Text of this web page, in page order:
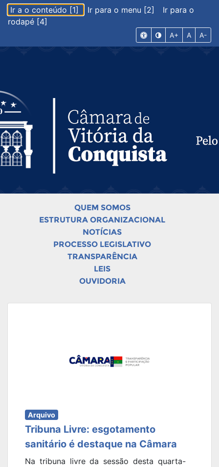
Ir a o conteúdo [1] Ir para o menu [2]
Ir para o
rodapé [4]
A+ A A-
QUEM SOMOS
ESTRUTURA ORGANIZACIONAL
NOTÍCIAS
PROCESSO LEGISLATIVO
TRANSPARÊNCIA
LEIS
OUVIDORIA
Arquivo
Tribuna Livre: esgotamento
sanitário é destaque na Câmara
Na tribuna livre da sessão desta quarta-